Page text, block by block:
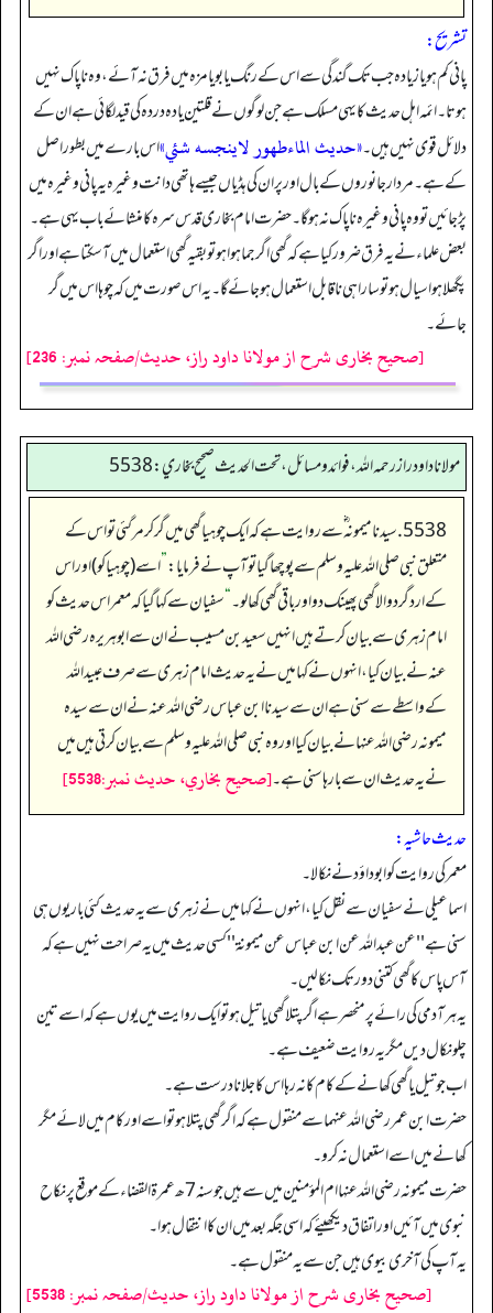
تشریح:
پانی کم ہو یا زیادہ جب تک گندگی سے اس کے رنگ یا بو یا مزہ میں فرق نہ آئے، وہ ناپاک نہیں
ہوتا۔ ائمہ اہل حدیث کا یہی مسلک ہے جن لوگوں نے قلتین یا دہ در دہ کی قید لگائی ہے ان کے
دلائل قوی نہیں ہیں۔«حديث الماءطهور لاينجسه شئي»اس بارے میں بطور اصل
کے ہے۔ مردار جانوروں کے بال اور پر ان کی ہڈیاں جیسے ہاتھی دانت وغیرہ یہ پانی وغیرہ میں
پڑ جائیں تو وہ پانی وغیرہ ناپاک نہ ہو گا۔ حضرت امام بخاری قدس سرہ کا منشائے باب یہی ہے۔
بعض علماء نے یہ فرق ضرور کیا ہے کہ گھی اگر جما ہوا ہو تو بقیہ گھی استعمال میں آ سکتا ہے اور اگر
پگھلا ہوا سیال ہو تو سارا ہی ناقابل استعمال ہو جائے گا۔ یہ اس صورت میں کہ چوہا اس میں گر
جائے۔
[صحیح بخاری شرح از مولانا داود راز، حدیث/صفحہ نمبر: 236]
مولانا داود راز رحمه الله، فوائد و مسائل، تحت الحديث صحيح بخاري: 5538
5538. سیدنا میمونہ ؓ سے روایت ہے کہ ایک چوہیا گھی میں گر کر مر گئی تو اس کے
متعلق نبی صلی اللہ علیہ وسلم سے پوچھا گیا تو آپ نے فرمایا:”اسے (چوہیا کو) اور اس
کے ارد گرد والا گھی پھینک دو اور باقی گھی کھالو۔“سفیان سے کہا گیا کہ معمر اس حدیث کو
امام زہری سے بیان کرتے ہیں انہیں سعید بن مسیب نے ان سے ابو ہریرہ رضی اللہ
عنہ نے بیان کیا، انہوں نے کہا میں نے یہ حدیث امام زہری سے صرف عبید اللہ
کے واسطے سے سنی ہے ان سے سیدنا ابن عباس رضی اللہ عنہ نے ان سے سیدہ
میمونہ رضی اللہ عنہا نے بیان کیا اور وہ نبی صلی اللہ علیہ وسلم سے بیان کرتی ہیں میں
نے یہ حدیث ان سے بارہا سنی ہے۔[صحيح بخاري، حديث نمبر:5538]
حدیث حاشیہ:
معمر کی روایت کو ابوداؤد نے نکالا۔
اسماعیلی نے سفیان سے نقل کیا، انہوں نے کہا میں نے زہری سے یہ حدیث کئی بار یوں ہی
سنی ہے ''عن عبداللہ عن ابن عباس عن میمونة'' کسی حدیث میں یہ صراحت نہیں ہے کہ
آس پاس کا گھی کتنی دور تک نکالیں۔
یہ ہر آدمی کی رائے پر منحصر ہے اگر پتلا گھی یا تیل ہو تو ایک روایت میں یوں ہے کہ اسے تین
چلو نکال دیں مگر یہ روایت ضعیف ہے۔
اب جو تیل یا گھی کھانے کے کام کا نہ رہا اس کا جلانا درست ہے۔
حضرت ابن عمر رضی اللہ عنہما سے منقول ہے کہ اگر گھی پتلا ہو تو اسے اور کام میں لائے مگر
کھانے میں اسے استعمال نہ کرو۔
حضرت میمونہ رضی اللہ عنہا ام المؤمنین میں سے ہیں جو سنہ7ھ عمرۃ القضاء کے موقع پر نکاح
نبوی میں آئیں اور اتفاق دیکھیئے کہ اسی جگہ بعد میں ان کا انتقال ہوا۔
یہ آپ کی آخری بیوی ہیں جن سے یہ منقول ہے۔
[صحیح بخاری شرح از مولانا داود راز، حدیث/صفحہ نمبر: 5538]